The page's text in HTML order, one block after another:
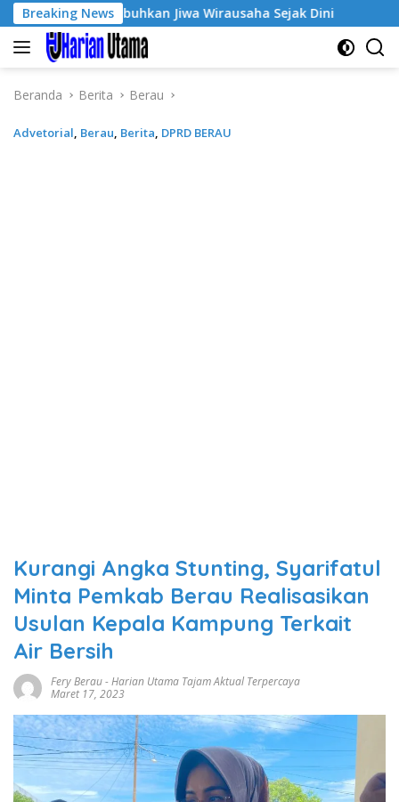
Langsung
ke
konten
Breaking News
3, Tumbuhkan Jiwa Wirausaha Sejak Dini GratisPol
Beranda Berita Berau
Advetorial, Berau, Berita, DPRD BERAU
Kurangi Angka Stunting, Syarifatul
Minta Pemkab Berau Realisasikan
Usulan Kepala Kampung Terkait
Air Bersih
Fery Berau-Harian Utama Tajam Aktual Terpercaya
Maret 17, 2023